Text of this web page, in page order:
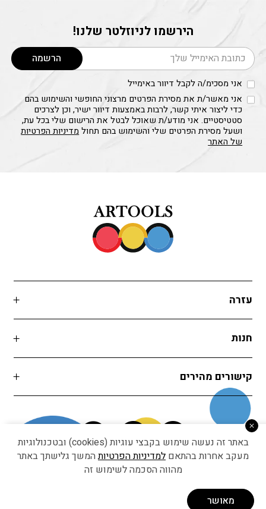
הירשמו לניוזלטר שלנו!
דוא׳׳ל הרשמה
אני מסכימ/ה לקבל דיוור באימייל
אני מאשר/ת את מסירת הפרטים מרצוני החופשי והשימוש בהם
כדי ליצור איתי קשר, לרבות באמצעות דיוור ישיר, וכן לצרכים
סטטיסטיים. אני מודע/ת שאוכל לבטל את הרישום שלי בכל עת,
ושעל מסירת הפרטים שלי והשימוש בהם תחולמדיניות הפרטיות
של האתר
עזרה
חנות
קישורים מהירים
באתר זה נעשה שימוש בקבצי עוגיות (cookies) ובטכנולוגיות
מעקב אחרות בהתאם למדיניות הפרטיותהמשך גלישתך באתר
מהווה הסכמה לשימוש זה
מאושר